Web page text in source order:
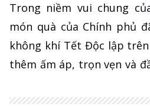
Trong niềm vui chung
món quà của Chính phủ
không khí Tết Độc lập
thêm ấm áp, trọn vẹn và